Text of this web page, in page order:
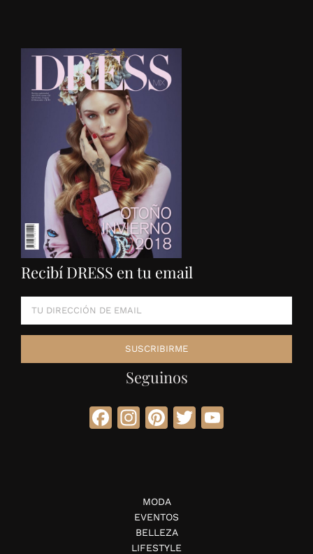
Recibí DRESS en tu email
Seguinos
Facebook
Instagram
Pinterest
Twitter
MODA
EVENTOS
BELLEZA
LIFESTYLE